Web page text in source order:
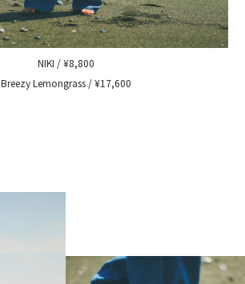
NIKI / ¥8,800
Breezy Lemongrass / ¥17,600